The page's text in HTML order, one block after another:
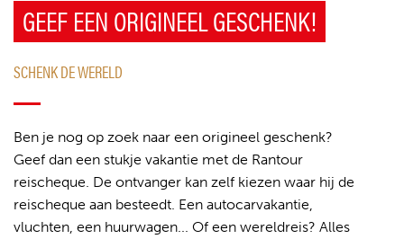
GEEF EEN ORIGINEEL GESCHENK!
SCHENK DE WERELD
Ben je nog op zoek naar een origineel geschenk?
Geef dan een stukje vakantie met de Rantour
reischeque. De ontvanger kan zelf kiezen waar hij de
reischeque aan besteedt. Een autocarvakantie,
vluchten, een huurwagen... Of een wereldreis? Alles